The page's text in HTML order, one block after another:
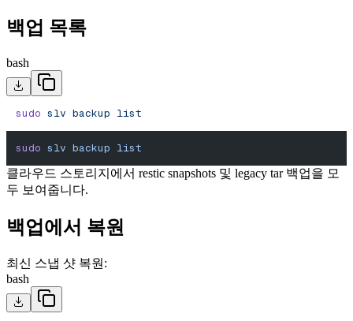
백업 목록
bash
sudo slv backup list
sudo slv backup list
클라우드 스토리지에서 restic snapshots 및 legacy tar 백업을 모
두 보여줍니다.
백업에서 복원
최신 스냅 샷 복원:
bash